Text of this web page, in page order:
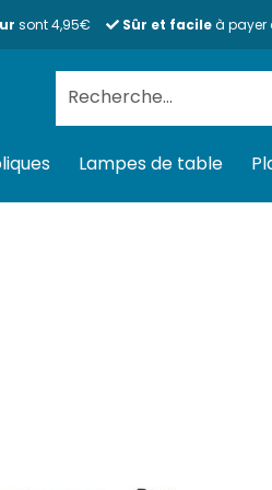
sont 4,95€ Sûr et facileà payer
pour :
Lampes de table